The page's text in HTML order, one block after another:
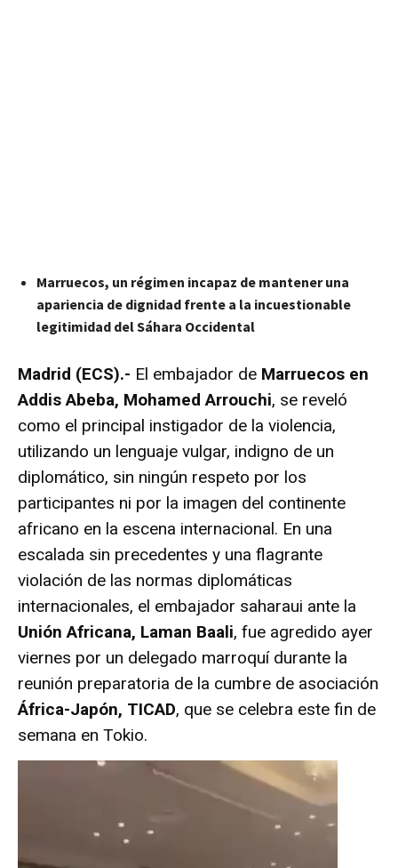
Marruecos, un régimen incapaz de mantener una
apariencia de dignidad frente a la incuestionable
legitimidad del Sáhara Occidental
Madrid (ECS).- El embajador de Marruecos en
Addis Abeba, Mohamed Arrouchi, se reveló
como el principal instigador de la violencia,
utilizando un lenguaje vulgar, indigno de un
diplomático, sin ningún respeto por los
participantes ni por la imagen del continente
africano en la escena internacional. En una
escalada sin precedentes y una flagrante
violación de las normas diplomáticas
internacionales, el embajador saharaui ante la
Unión Africana, Laman Baali, fue agredido ayer
viernes por un delegado marroquí durante la
reunión preparatoria de la cumbre de asociación
África-Japón, TICAD, que se celebra este fin de
semana en Tokio.
o